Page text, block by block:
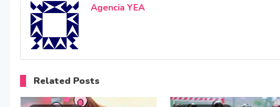
Agencia YEA
Related Posts